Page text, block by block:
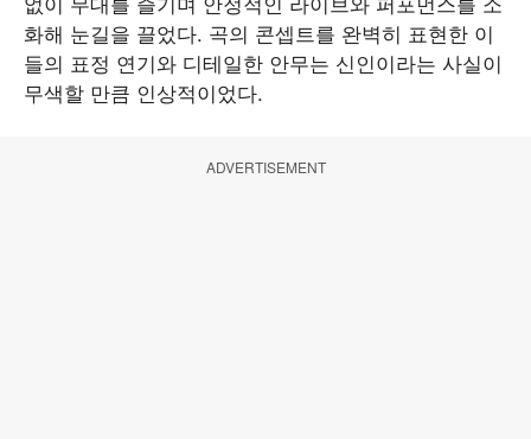
화해 눈길을 끌었다. 곡의 콘셉트를 완벽히 표현한 이
들의 표정 연기와 디테일한 안무는 신인이라는 사실이
무색할 만큼 인상적이었다.
ADVERTISEMENT